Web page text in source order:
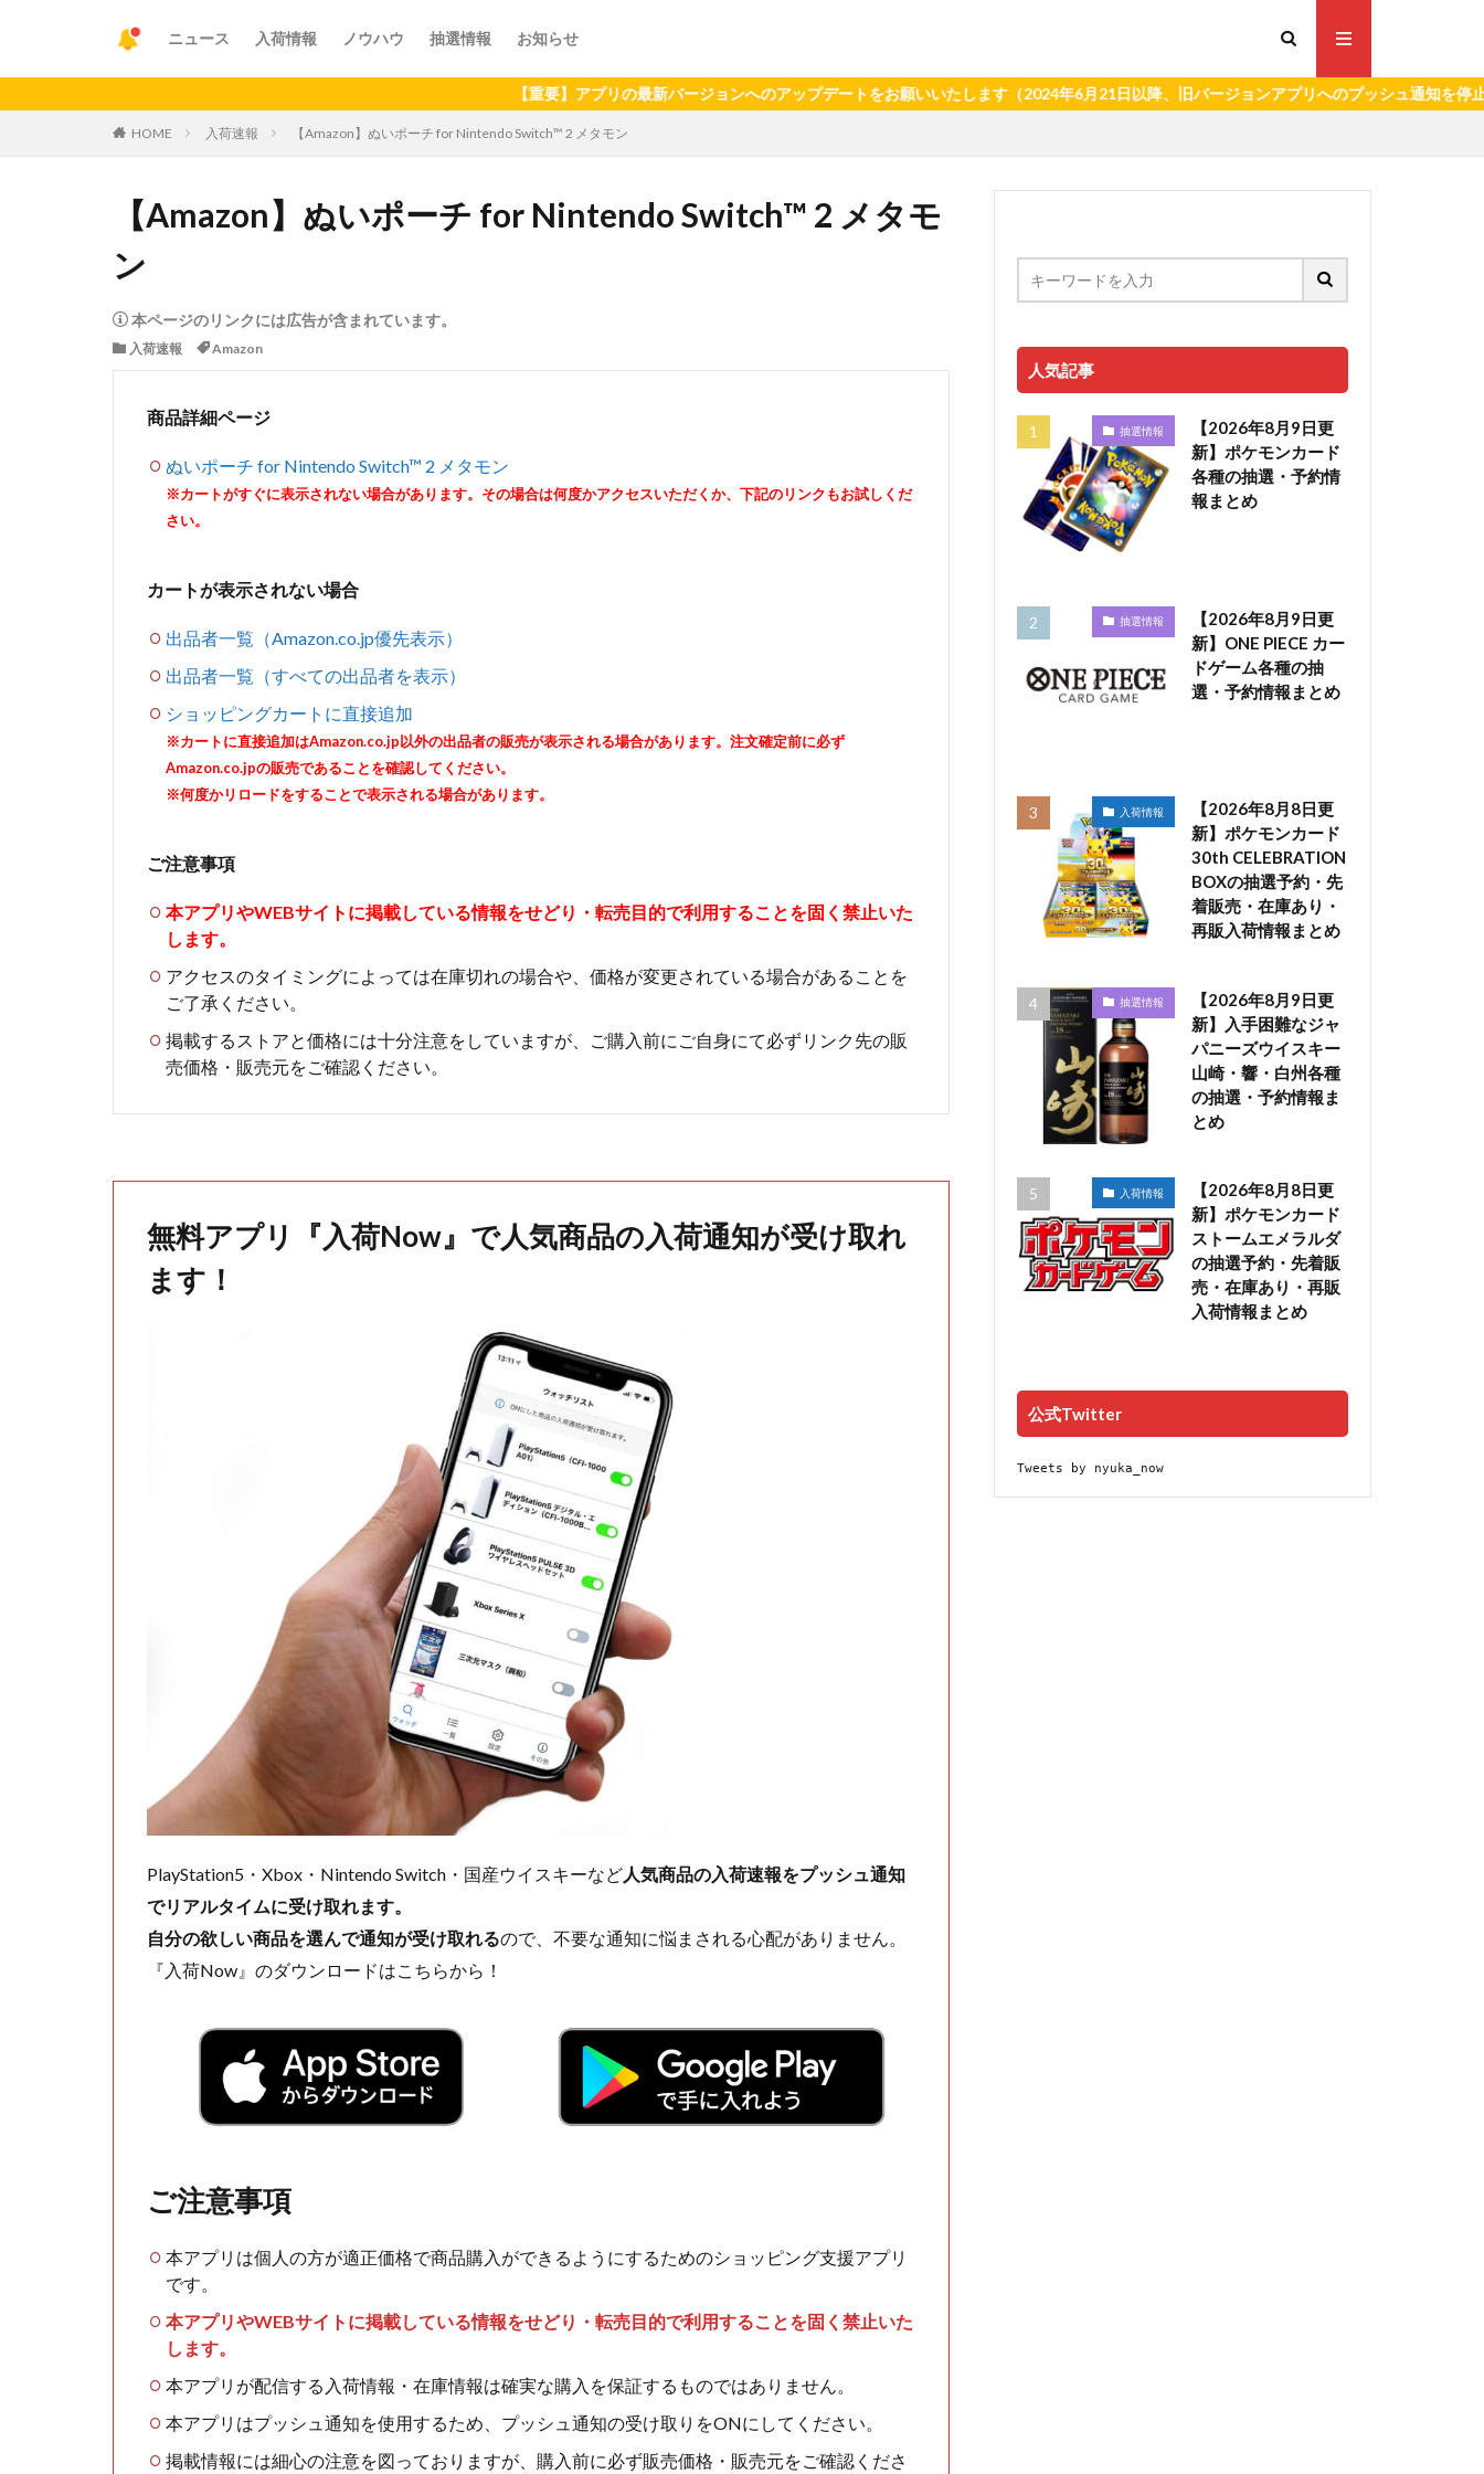
ニュース 入荷情報 ノウハウ 抽選情報 お知らせ
【重要】アプリの最新バージョンへのアップデートをお願いいたします（2024年6月21日以降、旧バージョンアプリへのプッシュ通知を停止いたしま
HOME 入荷速報 【Amazon】ぬいポーチ for Nintendo Switch™ 2 メタモン
【Amazon】ぬいポーチ for Nintendo Switch™ 2 メタモ
ン
本ページのリンクには広告が含まれています。
入荷速報 Amazon
商品詳細ページ
ぬいポーチ for Nintendo Switch™ 2 メタモン
※カートがすぐに表示されない場合があります。その場合は何度かアクセスいただくか、下記のリンクもお試しくだ
さい。
カートが表示されない場合
出品者一覧（Amazon.co.jp優先表示）
出品者一覧（すべての出品者を表示）
ショッピングカートに直接追加
※カートに直接追加はAmazon.co.jp以外の出品者の販売が表示される場合があります。注文確定前に必ず
Amazon.co.jpの販売であることを確認してください。
※何度かリロードをすることで表示される場合があります。
ご注意事項
本アプリやWEBサイトに掲載している情報をせどり・転売目的で利用することを固く禁止いた
します。
アクセスのタイミングによっては在庫切れの場合や、価格が変更されている場合があることを
ご了承ください。
掲載するストアと価格には十分注意をしていますが、ご購入前にご自身にて必ずリンク先の販
売価格・販売元をご確認ください。
無料アプリ『入荷Now』で人気商品の入荷通知が受け取れ
ます！
PlayStation5・Xbox・Nintendo Switch・国産ウイスキーなど人気商品の入荷速報をプッシュ通知
でリアルタイムに受け取れます。
自分の欲しい商品を選んで通知が受け取れるので、不要な通知に悩まされる心配がありません。
『入荷Now』のダウンロードはこちらから！
ご注意事項
本アプリは個人の方が適正価格で商品購入ができるようにするためのショッピング支援アプリ
です。
本アプリやWEBサイトに掲載している情報をせどり・転売目的で利用することを固く禁止いた
します。
本アプリが配信する入荷情報・在庫情報は確実な購入を保証するものではありません。
本アプリはプッシュ通知を使用するため、プッシュ通知の受け取りをONにしてください。
掲載情報には細心の注意を図っておりますが、購入前に必ず販売価格・販売元をご確認くださ
人気記事
抽選情報
【2026年8月9日更
新】ポケモンカード
各種の抽選・予約情
報まとめ
抽選情報
【2026年8月9日更
新】ONE PIECE カー
ドゲーム各種の抽
選・予約情報まとめ
入荷情報
【2026年8月8日更
新】ポケモンカード
30th CELEBRATION
BOXの抽選予約・先
着販売・在庫あり・
再販入荷情報まとめ
抽選情報
【2026年8月9日更
新】入手困難なジャ
パニーズウイスキー
山崎・響・白州各種
の抽選・予約情報ま
とめ
入荷情報
【2026年8月8日更
新】ポケモンカード
ストームエメラルダ
の抽選予約・先着販
売・在庫あり・再販
入荷情報まとめ
公式Twitter
Tweets by nyuka_now